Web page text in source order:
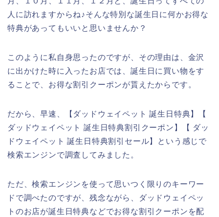
人に訪れますからね♪そんな特別な誕生日に何かお得な
特典があってもいいと思いませんか？
このように私自身思ったのですが、その理由は、金沢
に出かけた時に入ったお店では、誕生日に買い物をす
ることで、お得な割引クーポンが貰えたからです。
だから、早速、【ダッドウェイペット 誕生日特典】【
ダッドウェイペット 誕生日特典割引クーポン】【 ダッ
ドウェイペット 誕生日特典割引セール】という感じで
検索エンジンで調査してみました。
ただ、検索エンジンを使って思いつく限りのキーワー
ドで調べたのですが、残念ながら、ダッドウェイペッ
トのお店が誕生日特典などでお得な割引クーポンを配